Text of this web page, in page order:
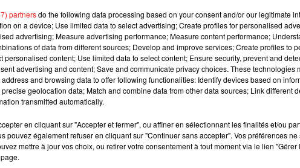
des loyers a été signé par Julien Denormandie, le ministre
de la Cohésion des territoires et des relations avec les
devrait intervenir incessamment sous peu.
sur-Marne, Chevilly-Larue, Choisy-le-Roi, Fontenay-sous-Bois,
La Verrière, Magnanville, Malakoff, Morsang-sur-Orge, Mitry-Mory,
en-France, Valenton, Villeneuve-Saint-Georges, Villetaneuse et
partnersdo the following data processing based on your consent and/or our legitimate
on a device; Use limited data to select advertising; Create profiles for personalised
advertising; Measure advertising performance; Measure content performance;
of data from different sources; Develop and improve services; Create profiles to
personalised content; Use limited data to select content; Ensure security, prevent and
advertising and content; Save and communicate privacy choices. These technologies
and browsing data to offer following functionalities: Identify devices based on
geolocation data; Match and combine data from other data sources; Link different
transmitted automatically.
en cliquant sur "Accepter et fermer", ou affiner en sélectionnant les finalités et/ou
pouvez également refuser en cliquant sur "Continuer sans accepter". Vos préférences
mettre à jour vos choix, ou retirer votre consentement à tout moment via le lien